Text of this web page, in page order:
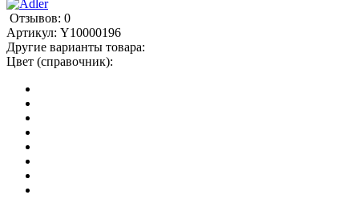
Отзывов: 0
Артикул: Y10000196
Другие варианты товара:
Цвет (справочник):